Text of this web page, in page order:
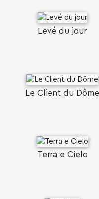
Levé du jour
Le Client du Dôme
Terra e Cielo